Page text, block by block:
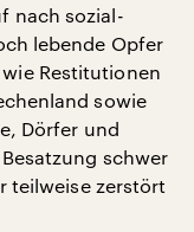
nach sozial-
lebende Opfer
Restitutionen
sowie
Dörfer und
schwer
teilweise zerstört